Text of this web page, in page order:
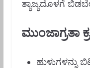
ತ್ಯಾಜ್ಯದೊಳಗೆ
ಮುಂಜಾಗ್ರತಾ
ಹುಳುಗಳನ್ನು